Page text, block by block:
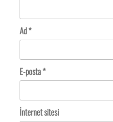
Ad*
E-posta*
İnternet sitesi